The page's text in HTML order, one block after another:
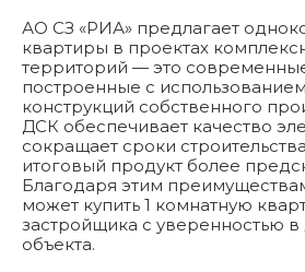
АО СЗ «РИА» предлагает
квартиры в проектах
территорий — это
построенные с
конструкций собственного
ДСК обеспечивает качество
сокращает сроки
итоговый продукт более
Благодаря этим
может купить 1 комнатную
застройщика с уверенностью в
объекта.